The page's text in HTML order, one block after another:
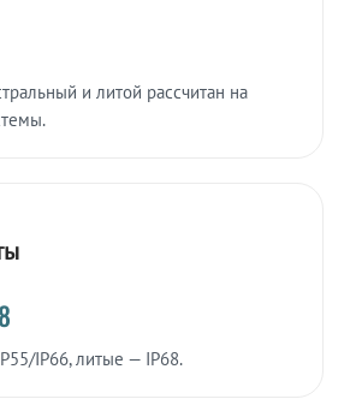
и литой рассчитан на
IP66, литые — IP68.